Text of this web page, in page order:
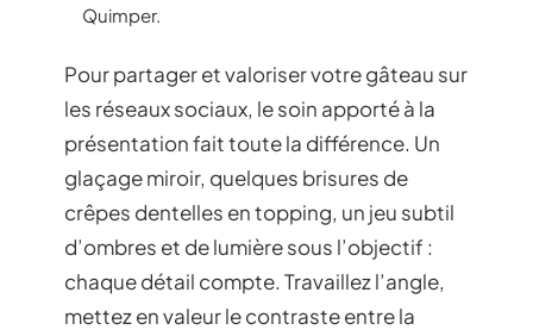
Quimper.
Pour partager et valoriser votre gâteau sur
les réseaux sociaux, le soin apporté à la
présentation fait toute la différence. Un
glaçage miroir, quelques brisures de
crêpes dentelles en topping, un jeu subtil
d’ombres et de lumière sous l’objectif :
chaque détail compte. Travaillez l’angle,
mettez en valeur le contraste entre la